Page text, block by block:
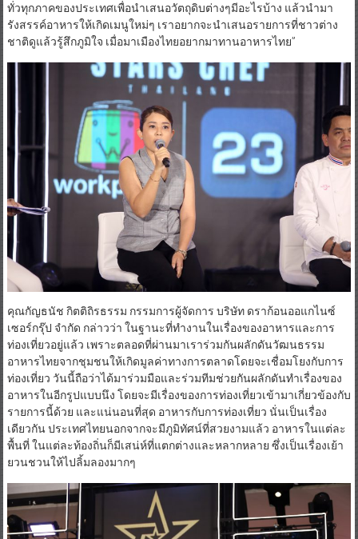
ทั่วทุกภาคของประเทศเพื่อนำเสนอวัตถุดิบต่างๆมีอะไรบ้าง แล้วนำมา
รังสรรค์อาหารให้เกิดเมนูใหม่ๆ เราอยากจะนำเสนอรายการที่ชาวต่าง
ชาติดูแล้วรู้สึกภูมิใจ เมื่อมาเมืองไทยอยากมาทานอาหารไทย”
คุณกัญธนัช กิตติถิรธรรม กรรมการผู้จัดการ บริษัท ดราก้อนออแกไนซ์
เซอร์กรุ๊ป จำกัด กล่าวว่า ในฐานะที่ทำงานในเรื่องของอาหารและการ
ท่องเที่ยวอยู่แล้ว เพราะตลอดที่ผ่านมาเราร่วมกันผลักดันวัฒนธรรม
อาหารไทยจากชุมชนให้เกิดมูลค่าทางการตลาดโดยจะเชื่อมโยงกับการ
ท่องเที่ยว วันนี้ถือว่าได้มาร่วมมือและร่วมทีมช่วยกันผลักดันทำเรื่องของ
อาหารในอีกรูปแบบนึง โดยจะมีเรื่องของการท่องเที่ยวเข้ามาเกี่ยวข้องกับ
รายการนี้ด้วย และแน่นอนที่สุด อาหารกับการท่องเที่ยว นั่นเป็นเรื่อง
เดียวกัน ประเทศไทยนอกจากจะมีภูมิทัศน์ที่สวยงามแล้ว อาหารในแต่ละ
พื้นที่ ในแต่ละท้องถิ่นก็มีเสน่ห์ที่แตกต่างและหลากหลาย ซึ่งเป็นเรื่องเย้า
ยวนชวนให้ไปลิ้มลองมากๆ